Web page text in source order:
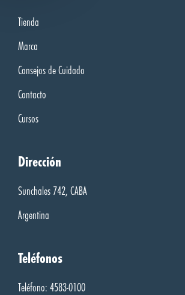
Tienda
Marca
Consejos de Cuidado
Contacto
Cursos
Dirección
Sunchales 742, CABA
Argentina
Teléfonos
Teléfono: 4583-0100